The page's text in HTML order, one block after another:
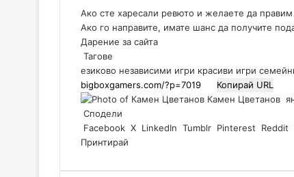
Ако сте харесали ревюто и желаете да
Ако го направите, имате шанс да получите
Дарение за сайта
Тагове
езиково независими игри красиви игри
Копирай URL
Камен Цветанов S
n
n
Сподели
Facebook X LinkedIn Tumblr Pinterest Reddit
Принтирай